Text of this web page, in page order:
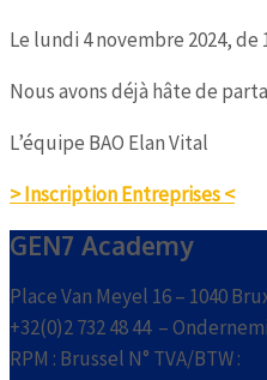
Le lundi 4 novembre 2024, de
Nous avons déjà hâte de
L’équipe BAO Elan Vital
> Inscription Entreprises <
GEN7 Academy
Place Van Meyel 16 – 1040
+32(0)2 732 48 44 –
RPM : Brussel N° TVA/BTW :